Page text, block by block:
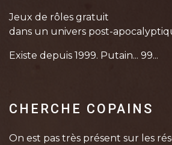
Jeux de rôles gratuit
dans un univers post-
Existe depuis 1999. Putain... 99...
CHERCHE COPAINS
On est pas très présent sur les